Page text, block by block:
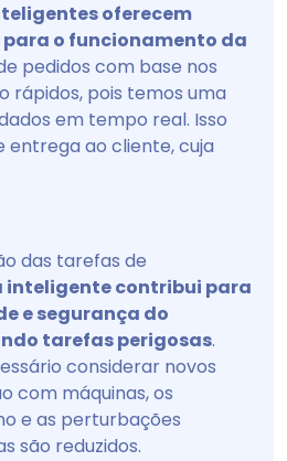
oferecem
o funcionamento da
pedidos com base nos
rápidos, pois temos uma
em tempo real. Isso
entrega ao cliente, cuja
das tarefas de
inteligente contribui para
e segurança do
tarefas perigosas.
considerar novos
com máquinas, os
e as perturbações
são reduzidos.